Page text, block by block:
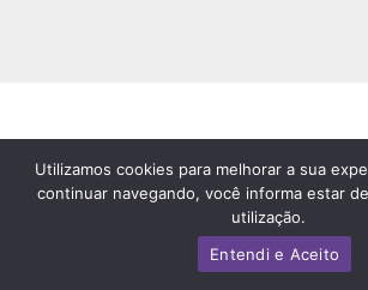
Utilizamos cookies para melhorar a sua
continuar navegando, você informa estar
utilização.
Entendi e Aceito